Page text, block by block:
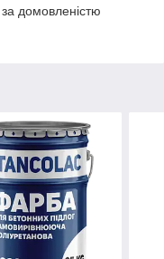
домовленістю